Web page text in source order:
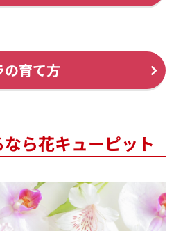
の育て方
ら花キューピット